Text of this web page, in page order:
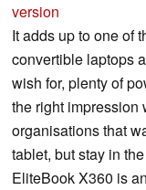
version
It adds up to one of
convertible laptops
wish for, plenty of
the right impression
organisations that
tablet, but stay in
EliteBook X360 is